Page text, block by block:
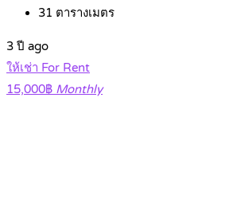
31 ตารางเมตร
3 ปี ago
ให้เช่า For Rent
15,000฿ Monthly